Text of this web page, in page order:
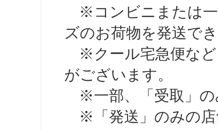
※コンビニまたは一
ズのお荷物を発送で
※クール宅急便など
がございます。
※一部、「受取」の
※「発送」のみの店